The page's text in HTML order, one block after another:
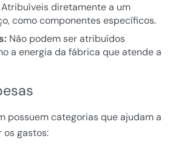
diretamente a um
como componentes específicos.
Não podem ser atribuídos
a energia da fábrica que atende a
possuem categorias que ajudam a
os gastos: